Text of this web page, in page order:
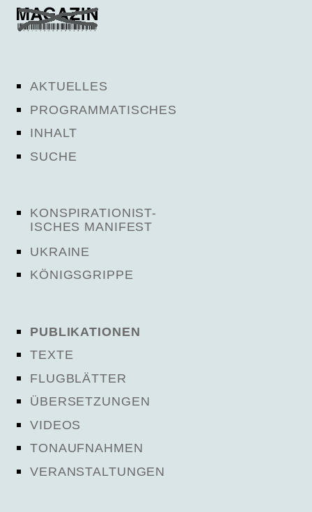
AKTUELLES
PROGRAMMATISCHES
INHALT
SUCHE
KONSPIRATIONIST-
ISCHES MANIFEST
UKRAINE
KÖNIGSGRIPPE
PUBLIKATIONEN
TEXTE
FLUGBLÄTTER
ÜBERSETZUNGEN
VIDEOS
TONAUFNAHMEN
VERANSTALTUNGEN